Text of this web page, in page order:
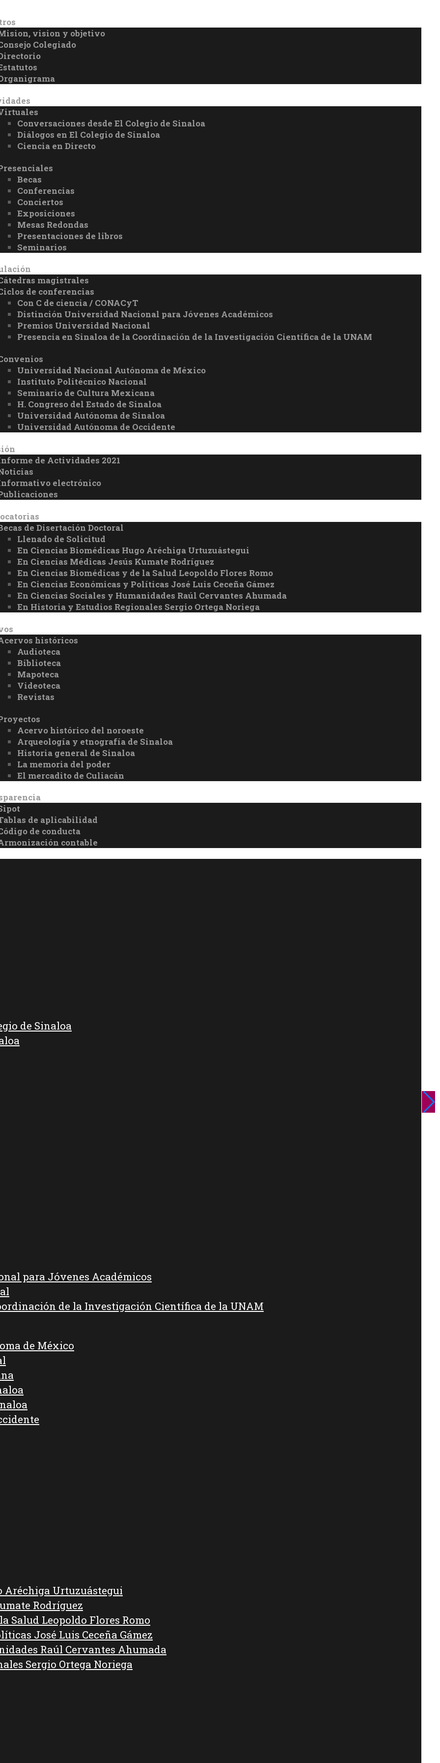
vision y objetivo
Colegiado
Conversaciones desde El Colegio de Sinaloa
Diálogos en El Colegio de Sinaloa
Ciencia en Directo
Becas
Conferencias
Conciertos
Exposiciones
Mesas Redondas
Presentaciones de libros
Seminarios
magistrales
de conferencias
Con C de ciencia / CONACyT
Distinción Universidad Nacional para Jóvenes Académicos
Premios Universidad Nacional
Presencia en Sinaloa de la Coordinación de la Investigación Científica de la UNAM
Universidad Nacional Autónoma de México
Instituto Politécnico Nacional
Seminario de Cultura Mexicana
H. Congreso del Estado de Sinaloa
Universidad Autónoma de Sinaloa
Universidad Autónoma de Occidente
de Actividades 2021
electrónico
de Disertación Doctoral
Llenado de Solicitud
En Ciencias Biomédicas Hugo Aréchiga Urtuzuástegui
En Ciencias Médicas Jesús Kumate Rodríguez
En Ciencias Biomédicas y de la Salud Leopoldo Flores Romo
En Ciencias Económicas y Políticas José Luis Ceceña Gámez
En Ciencias Sociales y Humanidades Raúl Cervantes Ahumada
En Historia y Estudios Regionales Sergio Ortega Noriega
históricos
Audioteca
Biblioteca
Mapoteca
Videoteca
Revistas
Acervo histórico del noroeste
Arqueología y etnografía de Sinaloa
Historia general de Sinaloa
La memoria del poder
El mercadito de Culiacán
de aplicabilidad
de conducta
contable
de Sinaloa
para Jóvenes Académicos
de la Investigación Científica de la UNAM
de México
Aréchiga Urtuzuástegui
Rodríguez
Salud Leopoldo Flores Romo
José Luis Ceceña Gámez
Raúl Cervantes Ahumada
Sergio Ortega Noriega